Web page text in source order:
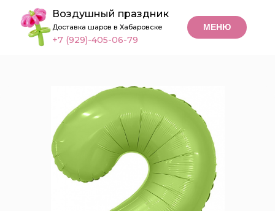
МЕНЮ
Воздушный праздник
Доставка шаров в Хабаровске
+7 (929)-405-06-79